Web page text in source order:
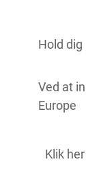
Hold
Ved at
Europe
Klik